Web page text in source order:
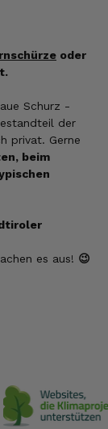
oder
Schurz -
der
privat. Gerne
beim
es aus! 😉